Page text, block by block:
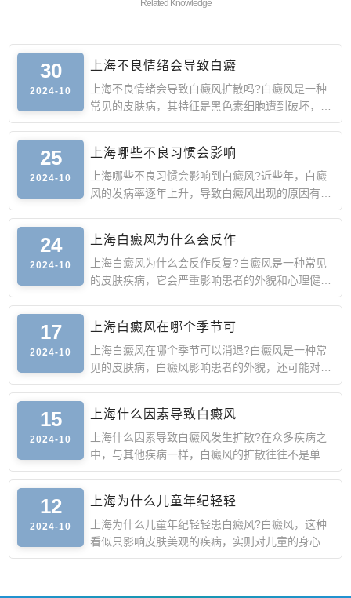
Related Knowledge
30
2024-10
上海不良情绪会导致白癜
上海不良情绪会导致白癜风扩散吗?白癜风是一种
常见的皮肤病，其特征是黑色素细胞遭到破坏，导
致皮肤上出现白斑
25
2024-10
上海哪些不良习惯会影响
上海哪些不良习惯会影响到白癜风?近些年，白癜
风的发病率逐年上升，导致白癜风出现的原因有很
多，其中很多人因
24
2024-10
上海白癜风为什么会反作
上海白癜风为什么会反作反复?白癜风是一种常见
的皮肤疾病，它会严重影响患者的外貌和心理健
康。虽然白癜风的治
17
2024-10
上海白癜风在哪个季节可
上海白癜风在哪个季节可以消退?白癜风是一种常
见的皮肤病，白癜风影响患者的外貌，还可能对其
心理健康产生影响
15
2024-10
上海什么因素导致白癜风
上海什么因素导致白癜风发生扩散?在众多疾病之
中，与其他疾病一样，白癜风的扩散往往不是单一
因素所致，而是多
12
2024-10
上海为什么儿童年纪轻轻
上海为什么儿童年纪轻轻患白癜风?白癜风，这种
看似只影响皮肤美观的疾病，实则对儿童的身心健
康造成了不小的困